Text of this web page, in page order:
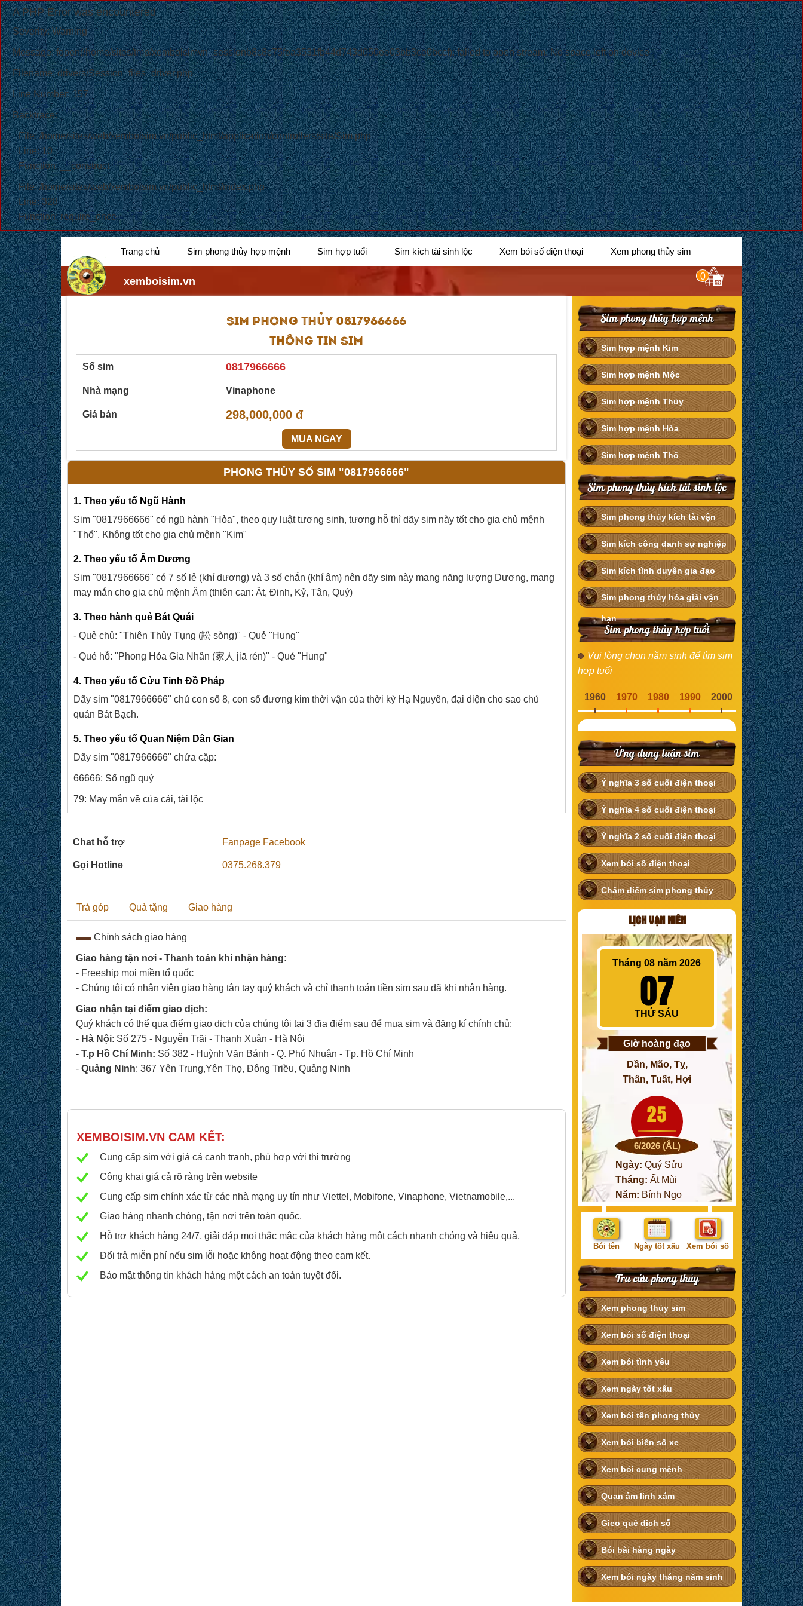
A PHP Error was encountered
Severity: Warning
Message: fopen(/home/sites/tmp/xemboisimvn_sessionb8c8c75fea3531fb44d743d050ee03bb3ce0bccf): failed to open stream: No space left on device
Filename: drivers/Session_files_driver.php
Line Number: 157
Backtrace:
File: /home/sites/web/xemboisim.vn/public_html/application/controllers/site/Sim.php
Line: 10
Function: __construct
File: /home/sites/web/xemboisim.vn/public_html/index.php
Line: 328
Function: require_once
Trang chủ Sim phong thủy hợp mệnh Sim hợp tuổi Sim kích tài sinh lộc Xem bói số điện thoại Xem phong thủy sim
xemboisim.vn 0
SIM PHONG THỦY 0817966666
Thông tin sim
Số sim 0817966666
Nhà mạng Vinaphone
Giá bán 298,000,000 đ
MUA NGAY
PHONG THỦY SỐ SIM "0817966666"
1. Theo yếu tố Ngũ Hành
Sim "0817966666" có ngũ hành "Hỏa", theo quy luật tương sinh, tương hỗ thì dãy sim này tốt cho gia chủ mệnh
"Thổ". Không tốt cho gia chủ mệnh "Kim"
2. Theo yếu tố Âm Dương
Sim "0817966666" có 7 số lẻ (khí dương) và 3 số chẵn (khí âm) nên dãy sim này mang năng lượng Dương, mang
may mắn cho gia chủ mệnh Âm (thiên can: Ất, Đinh, Kỷ, Tân, Quý)
3. Theo hành quẻ Bát Quái
- Quẻ chủ: "Thiên Thủy Tụng (訟 sòng)" - Quẻ "Hung"
- Quẻ hỗ: "Phong Hỏa Gia Nhân (家人 jiā rén)" - Quẻ "Hung"
4. Theo yếu tố Cửu Tinh Đồ Pháp
Dãy sim "0817966666" chủ con số 8, con số đương kim thời vận của thời kỳ Hạ Nguyên, đại diện cho sao chủ
quản Bát Bạch.
5. Theo yếu tố Quan Niệm Dân Gian
Dãy sim "0817966666" chứa cặp:
66666: Số ngũ quý
79: May mắn về của cải, tài lộc
Chat hỗ trợ Fanpage Facebook
Gọi Hotline 0375.268.379
Trả góp Quà tặng Giao hàng
Chính sách giao hàng
Giao hàng tận nơi - Thanh toán khi nhận hàng:
- Freeship mọi miền tổ quốc
- Chúng tôi có nhân viên giao hàng tận tay quý khách và chỉ thanh toán tiền sim sau đã khi nhận hàng.
Giao nhận tại điểm giao dịch:
Quý khách có thể qua điểm giao dịch của chúng tôi tại 3 địa điểm sau để mua sim và đăng kí chính chủ:
- Hà Nội: Số 275 - Nguyễn Trãi - Thanh Xuân - Hà Nội
- T.p Hồ Chí Minh: Số 382 - Huỳnh Văn Bánh - Q. Phú Nhuận - Tp. Hồ Chí Minh
- Quảng Ninh: 367 Yên Trung,Yên Thọ, Đông Triều, Quảng Ninh
XEMBOISIM.VN CAM KẾT:
Cung cấp sim với giá cả cạnh tranh, phù hợp với thị trường
Công khai giá cả rõ ràng trên website
Cung cấp sim chính xác từ các nhà mạng uy tín như Viettel, Mobifone, Vinaphone, Vietnamobile,...
Giao hàng nhanh chóng, tận nơi trên toàn quốc.
Hỗ trợ khách hàng 24/7, giải đáp mọi thắc mắc của khách hàng một cách nhanh chóng và hiệu quả.
Đổi trả miễn phí nếu sim lỗi hoặc không hoạt động theo cam kết.
Bảo mật thông tin khách hàng một cách an toàn tuyệt đối.
Sim phong thủy hợp mệnh
Sim hợp mệnh Kim
Sim hợp mệnh Mộc
Sim hợp mệnh Thủy
Sim hợp mệnh Hỏa
Sim hợp mệnh Thổ
Sim phong thủy kích tài sinh lộc
Sim phong thủy kích tài vận
Sim kích công danh sự nghiệp
Sim kích tình duyên gia đạo
Sim phong thủy hóa giải vận
hạn
Sim phong thủy hợp tuổi
Vui lòng chọn năm sinh để tìm sim
hợp tuổi
1960 1970 1980 1990 2000
Ứng dụng luận sim
Ý nghĩa 3 số cuối điện thoại
Ý nghĩa 4 số cuối điện thoại
Ý nghĩa 2 số cuối điện thoại
Xem bói số điện thoại
Chấm điểm sim phong thủy
LỊCH VẠN NIÊN
Tháng 08 năm 2026
07
THỨ SÁU
Giờ hoàng đạo
Dần, Mão, Tỵ,
Thân, Tuất, Hợi
25
6/2026 (ÂL)
Ngày:Quý Sửu
Tháng:Ất Mùi
Năm: Bính Ngọ
Bói tên Ngày tốt xấu Xem bói số
Tra cứu phong thủy
Xem phong thủy sim
Xem bói số điện thoại
Xem bói tình yêu
Xem ngày tốt xấu
Xem bói tên phong thủy
Xem bói biển số xe
Xem bói cung mệnh
Quan âm linh xám
Gieo quẻ dịch số
Bói bài hàng ngày
Xem bói ngày tháng năm sinh